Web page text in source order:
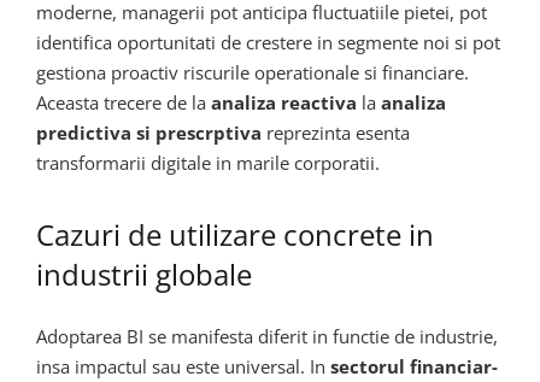
moderne, managerii pot anticipa fluctuatiile pietei, pot
identifica oportunitati de crestere in segmente noi si pot
gestiona proactiv riscurile operationale si financiare.
Aceasta trecere de la analiza reactiva la analiza
predictiva si prescrptiva reprezinta esenta
transformarii digitale in marile corporatii.
Cazuri de utilizare concrete in
industrii globale
Adoptarea BI se manifesta diferit in functie de industrie,
insa impactul sau este universal. In sectorul financiar-